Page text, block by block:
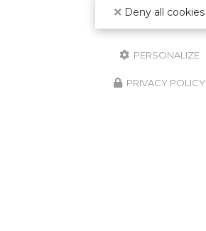
Deny all cookies
PERSONALIZE
PRIVACY POLICY